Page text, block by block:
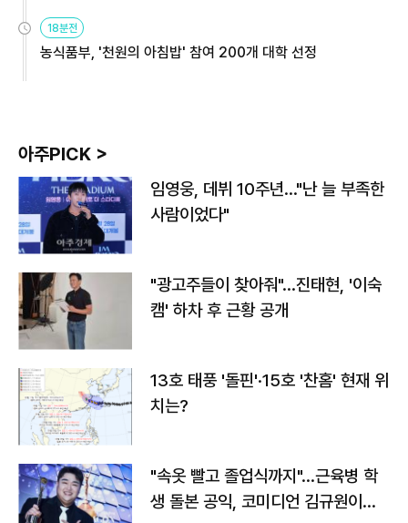
원
18분전
농식품부, '천원의 아침밥' 참여 200개 대학 선정
아주PICK >
임영웅, 데뷔 10주년…"난 늘 부족한
사람이었다"
"광고주들이 찾아줘"…진태현, '이숙
캠' 하차 후 근황 공개
13호 태풍 '돌핀'·15호 '찬홈' 현재 위
치는?
"속옷 빨고 졸업식까지"…근육병 학
생 돌본 공익, 코미디언 김규원이었